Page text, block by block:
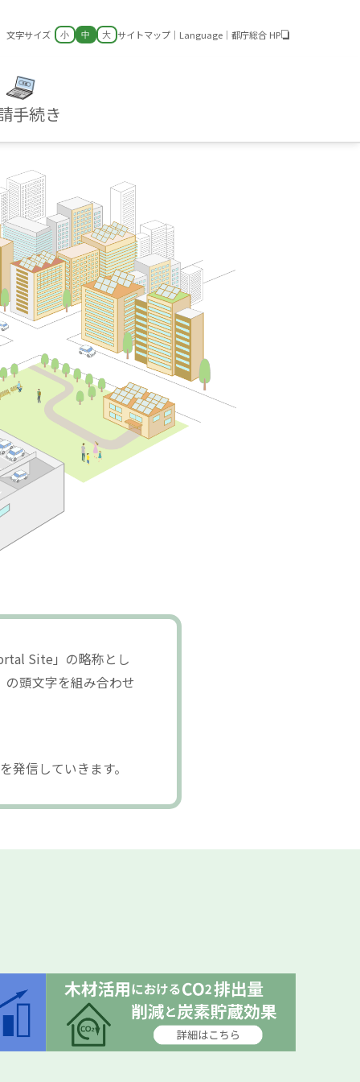
文字サイズ 小 中 大 サイトマップ｜ Language｜ 都庁総合 HP
手続き
Site」の略称とし
頭文字を組み合わせ
発信していきます。